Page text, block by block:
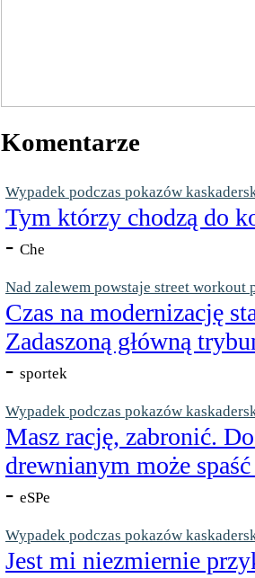
Komentarze
Wypadek podczas pokazów
Tym którzy chodzą do
- Che
Nad zalewem powstaje street workout
Czas na modernizację
Zadaszoną główną
- sportek
Wypadek podczas pokazów
Masz rację, zabronić.
drewnianym może
- eSPe
Wypadek podczas pokazów
Jest mi niezmiernie